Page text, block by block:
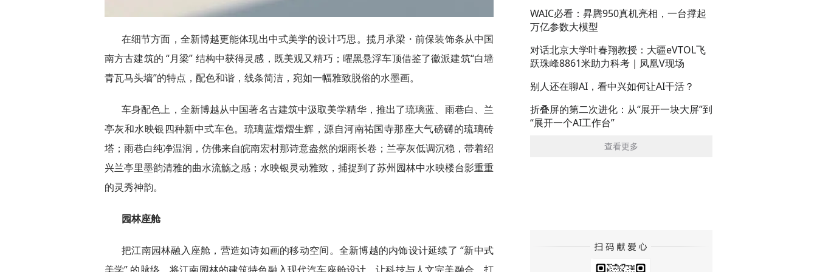
在细节方面，全新博越更能体现出中式美学的设计巧思。揽月承梁・前保装饰条从中国
南方古建筑的 “月梁” 结构中获得灵感，既美观又精巧；曜黑悬浮车顶借鉴了徽派建筑“白墙
青瓦马头墙”的特点，配色和谐，线条简洁，宛如一幅雅致脱俗的水墨画。​
车身配色上，全新博越从中国著名古建筑中汲取美学精华，推出了琉璃蓝、雨巷白、兰
亭灰和水映银四种新中式车色。琉璃蓝熠熠生辉，源自河南祐国寺那座大气磅礴的琉璃砖
塔；雨巷白纯净温润，仿佛来自皖南宏村那诗意盎然的烟雨长卷；兰亭灰低调沉稳，带着绍
兴兰亭里墨韵清雅的曲水流觞之感；水映银灵动雅致，捕捉到了苏州园林中水映楼台影重重
的灵秀神韵。​
园林座舱
把江南园林融入座舱，营造如诗如画的移动空间。全新博越的内饰设计延续了 “新中式
WAIC必看：昇腾950真机亮相，一台撑起
万亿参数大模型
对话北京大学叶春翔教授：大疆eVTOL飞
跃珠峰8861米助力科考｜凤凰V现场
别人还在聊AI，看中兴如何让AI干活？
折叠屏的第二次进化：从“展开一块大屏”到
“展开一个AI工作台”
查看更多